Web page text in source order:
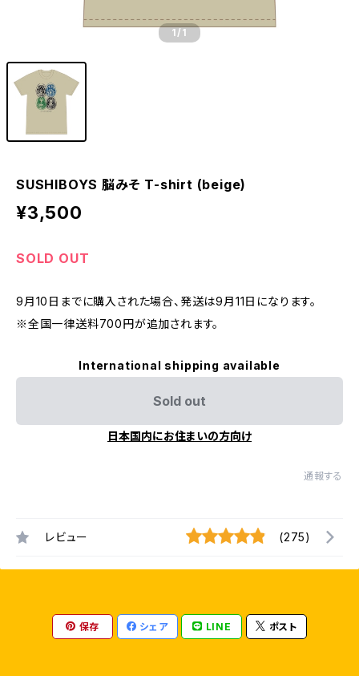
1/1
SUSHIBOYS 脳みそ T-shirt (beige)
¥3,500
SOLD OUT
9月10日までに購入された場合、発送は9月11日になります。
※全国一律送料700円が追加されます。
International shipping available
Sold out
日本国内にお住まいの方向け
通報する
レビュー (275)
保存 シェア LINE ポスト